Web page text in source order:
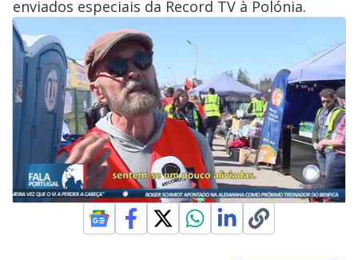
enviados especiais da Record TV à Polónia.